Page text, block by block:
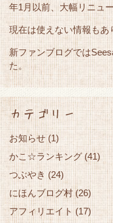
年1月以前、大幅リニュ
現在は使えない情報もあ
新ファンブログでは
た。
カテゴリー
お知らせ (1)
かこ☆ランキング(41)
つぶやき (24)
にほんブログ村 (26)
アフィリエイト (17)